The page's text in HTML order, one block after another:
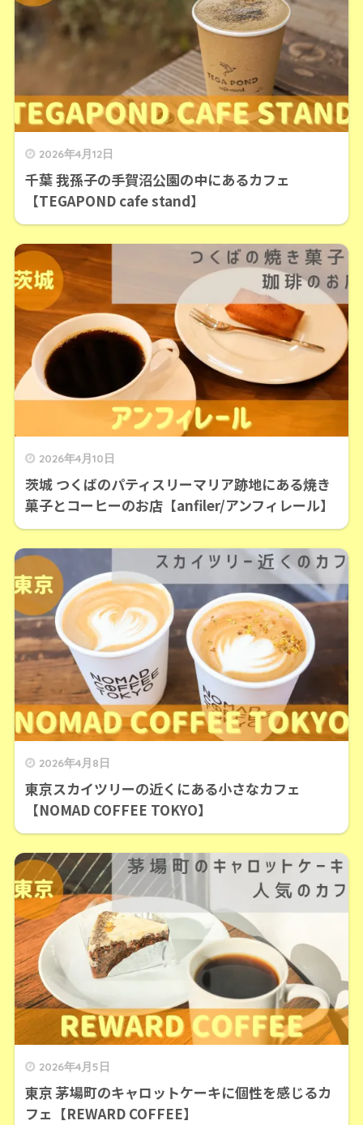
2026年4月12日
千葉 我孫子の手賀沼公園の中にあるカフェ
【TEGAPOND cafe stand】
2026年4月10日
茨城 つくばのパティスリーマリア跡地にある焼き
菓子とコーヒーのお店【anfiler/アンフィレール】
2026年4月8日
東京スカイツリーの近くにある小さなカフェ
【NOMAD COFFEE TOKYO】
2026年4月5日
東京 茅場町のキャロットケーキに個性を感じるカ
フェ【REWARD COFFEE】